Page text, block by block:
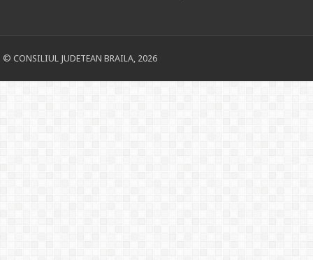
© CONSILIUL JUDETEAN BRAILA, 2026